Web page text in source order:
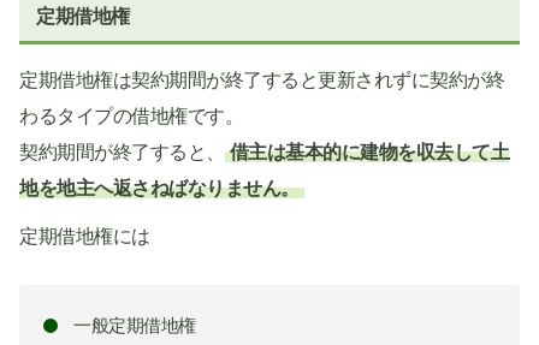
定期借地権
定期借地権は契約期間が終了すると更新されずに契約が終
わるタイプの借地権です。
契約期間が終了すると、
借主は基本的に建物を収去して土
地を地主へ返さねばなりません。
定期借地権には
一般定期借地権